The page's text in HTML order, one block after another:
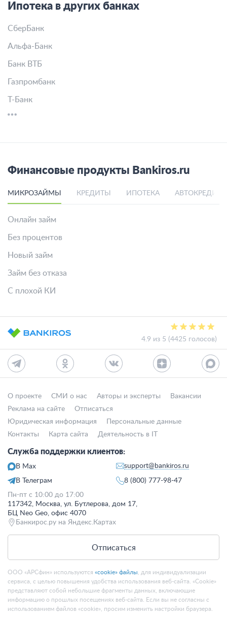
Ипотека в других банках
СберБанк
Альфа-Банк
Банк ВТБ
Газпромбанк
Т-Банк
Финансовые продукты Bankiros.ru
МИКРОЗАЙМЫ КРЕДИТЫ ИПОТЕКА
Онлайн займ
Без процентов
Новый займ
Займ без отказа
С плохой КИ
4.9 из 5 (4425 голосов)
О проекте СМИ о нас Авторы и эксперты
Вакансии
Реклама на сайте
Отписаться
Юридическая информация
Персональные данные
Контакты
Карта сайта Деятельность в IT
Служба поддержки клиентов:
В Max
В Телеграм
support@bankiros.ru
8 (800) 777-98-47
Пн-пт с 10:00 до 17:00
117342, Москва, ул. Бутлерова, дом 17,
БЦ Neo Geo, офис 4070
Банкирос.ру на Яндекс.Картах
Отписаться
ООО «АРСфин» используются «cookie» файлы , для индивидуализации
сервиса, с целью повышения удобства использования веб-сайта. «Cookie»
представляют собой небольшие фрагменты данных, включающие
информацию о прошлых посещениях веб-сайта. Если вы не согласны с
использованием файлов «cookie», просим изменить настройки браузера.